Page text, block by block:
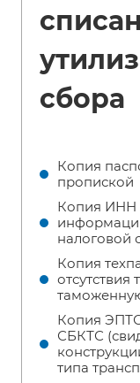
сбора
Копия
пропиской
Копия ИНН
налоговой
Копия
отсутствия
Копия
СБКТС
типа